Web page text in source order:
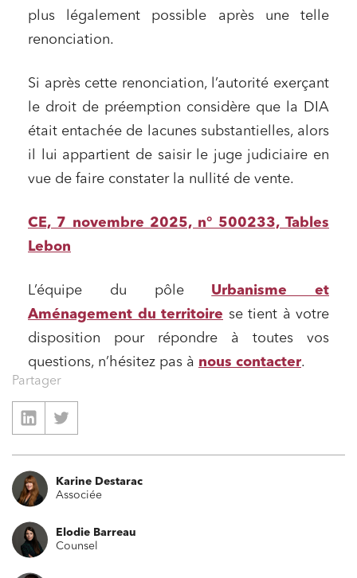
plus légalement possible après une telle
renonciation.
Si après cette renonciation, l’autorité exerçant
le droit de préemption considère que la DIA
était entachée de lacunes substantielles, alors
il lui appartient de saisir le juge judiciaire en
vue de faire constater la nullité de vente.
CE, 7 novembre 2025, n° 500233, Tables
Lebon
L’équipe du pôle Urbanisme et
Aménagement du territoire se tient à votre
disposition pour répondre à toutes vos
questions, n’hésitez pas à nous contacter.
Partager
Karine Destarac
Associée
Elodie Barreau
Counsel